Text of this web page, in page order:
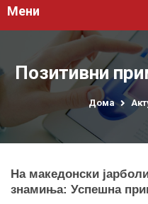
Мени
Позитивни
Дома
На македонски
знамиња: Успешна